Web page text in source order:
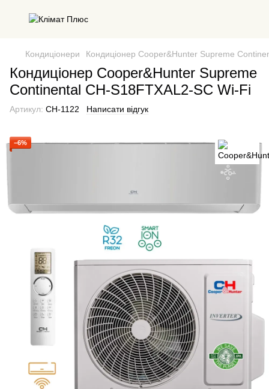
Кондиціонери Кондиціонер Cooper&Hunter Supreme
Кондиціонер Cooper&Hunter Supreme
Continental CH-S18FTXAL2-SC Wi-Fi
Артикул: CH-1122 Написати відгук
−6%